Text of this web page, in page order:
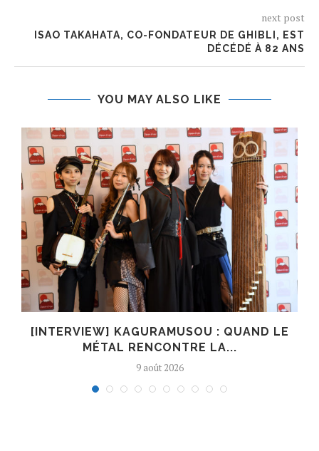
next post
ISAO TAKAHATA, CO-FONDATEUR DE GHIBLI, EST
DÉCÉDÉ À 82 ANS
YOU MAY ALSO LIKE
[INTERVIEW] KAGURAMUSOU : QUAND LE
MÉTAL RENCONTRE LA...
9 août 2026